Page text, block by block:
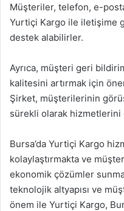
Müşteriler, telefon, e-
Yurtiçi Kargo ile iletişime
destek alabilirler.
Ayrıca, müşteri geri
kalitesini artırmak için
Şirket, müşterilerinin
sürekli olarak hizmetlerini
Bursa’da Yurtiçi Kargo
kolaylaştırmakta ve
ekonomik çözümler
teknolojik altyapısı ve
önem ile Yurtiçi Kargo,